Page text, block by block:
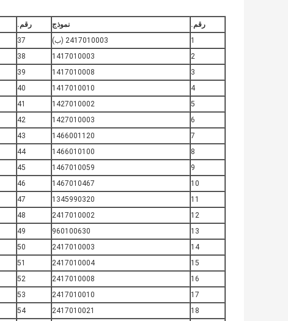
رقم. نموذج رقم.
1
2417010003 (ب) 37
2
1417010003
38
3
1417010008
39
4
1417010010
40
5
1427010002
41
6
1427010003
42
7
1466001120
43
8
1466010100
44
9
1467010059
45
10
1467010467
46
11
1345990320
47
12
2417010002
48
13
960100630
49
14
2417010003
50
15
2417010004
51
16
2417010008
52
17
2417010010
53
18
2417010021
54